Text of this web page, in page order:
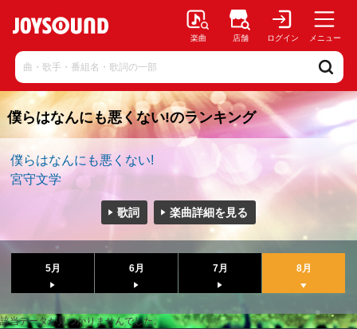
楽曲 店舗 ログイン メニュー
僕らはなんにも悪くない!のランキング
僕らはなんにも悪くない!
宮守文学
歌詞 楽曲詳細を見る
5月 6月 7月 8月
該当データが見つかりませんでした。